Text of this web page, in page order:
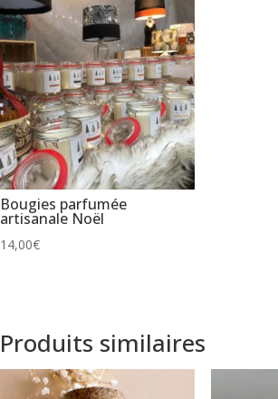
Bougies parfumée
artisanale Noël
14,00€
Produits similaires